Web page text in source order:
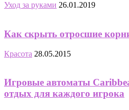
Уход за руками 26.01.2019
Как скрыть отросшие
Красота 28.05.2015
Игровые автоматы
отдых для каждого игрока